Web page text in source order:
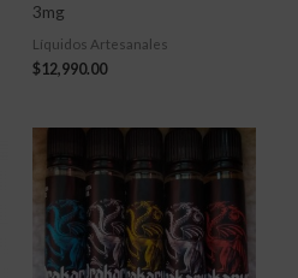
3mg
Líquidos Artesanales
$12,990.00
Rango
precios:
$5,000.00
hasta
$8,000.00